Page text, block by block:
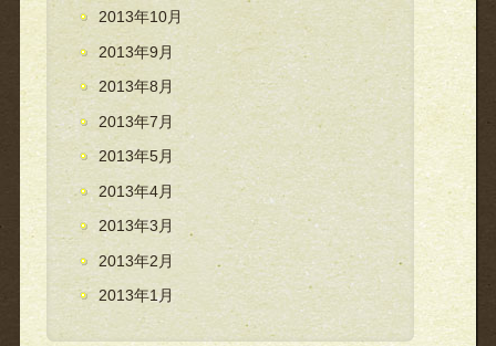
2013年10月
2013年9月
2013年8月
2013年7月
2013年5月
2013年4月
2013年3月
2013年2月
2013年1月